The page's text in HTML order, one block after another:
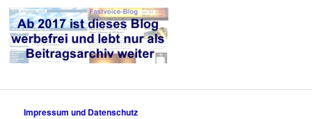
Impressum und Datenschutz